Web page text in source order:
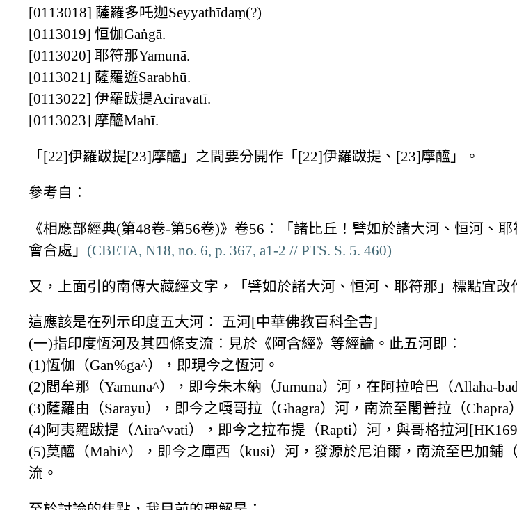
[0113018] 薩羅多吒迦Seyyathīdaṃ(?)
[0113019] 恒伽Gaṅgā.
[0113020] 耶符那Yamunā.
[0113021] 薩羅遊Sarabhū.
[0113022] 伊羅跋提Aciravatī.
[0113023] 摩醯Mahī.
「[22]伊羅跋提[23]摩醯」之間要分開作「[22]伊羅跋提、[23]摩醯」。
參考自：
《相應部經典(第48卷-第56卷)》卷56：「諸比丘！譬如於諸大河、恒河、
會合處」 (CBETA, N18, no. 6, p. 367, a1-2 // PTS. S. 5. 460)
又，上面引的南傳大藏經文字，「譬如於諸大河、恒河、耶符那」標點宜
這應該是在列示印度五大河： 五河[中華佛教百科全書]
(一)指印度恆河及其四條支流︰見於《阿含經》等經論。此五河即︰
(1)恆伽（Gan%ga^），即現今之恆河。
(2)閻牟那（Yamuna^），即今朱木納（Jumuna）河，在阿拉哈巴（Allaha-
(3)薩羅由（Sarayu），即今之嘎哥拉（Ghagra）河，南流至闍普拉（Chapra
(4)阿夷羅跋提（Aira^vati），即今之拉布提（Rapti）河，與哥格拉河
(5)莫醯（Mahi^），即今之庫西（kusi）河，發源於尼泊爾，南流至巴加鋪
流。